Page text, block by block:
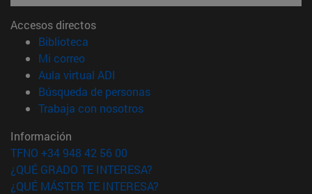
Accesos directos
Biblioteca
Mi correo(abre en nueva ventana)
Aula virtual ADI
Búsqueda de personas(abre en nueva ventana)
Trabaja con nosotros(abre en nueva ventana)
Información
TFNO +34 948 42 56 00
¿QUÉ GRADO TE INTERESA?
¿QUÉ MÁSTER TE INTERESA?